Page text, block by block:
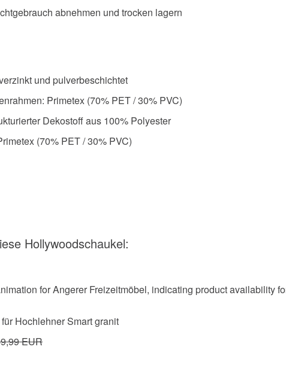
abnehmen und trocken lagern
und pulverbeschichtet
Primetex (70% PET / 30% PVC)
Dekostoff aus 100% Polyester
(70% PET / 30% PVC)
Hollywoodschaukel:
Hochlehner Smart granit
EUR